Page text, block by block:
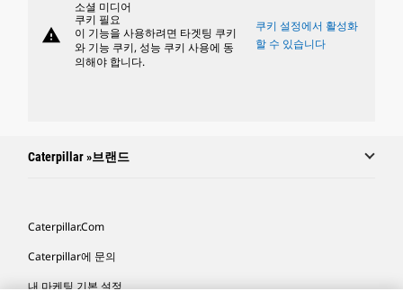
warning
소셜 미디어
쿠키 필요
이 기능을 사용하려면 타겟팅 쿠키
와 기능 쿠키, 성능 쿠키 사용에 동
의해야 합니다.
쿠키 설정에서 활성화
할 수 있습니다
Caterpillar »브랜드
Caterpillar.com
Caterpillar에 문의
내 마케팅 기본 설정